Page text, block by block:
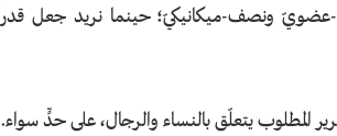
عضويّ ونصف-ميكانيكيّ؛ حينما نريد جعل
المطلوب يتعلّق بالنساء والرجال، على حدٍّ سواء.